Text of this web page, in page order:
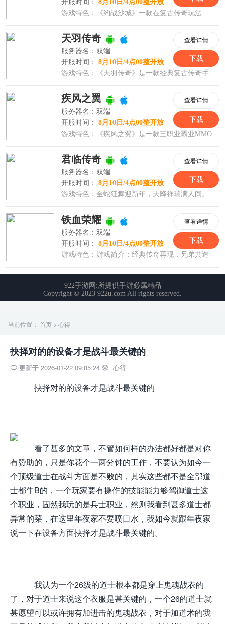
当前位置： 首页 > 心得
抉择对的的设备才是战斗最关键的
 更新于 2026-01-22 09:05:24  心得
抉择对的的设备才是战斗最关键的
看了甚多的文章，不管如何样的办法都好都是对你
有赞助的，只是你花个一两分钟的工作，不要认为如今一
个顶级道士在战斗方面是不败的，其实这些都不是全部道
士都牛B的，一个玩家要有操作的技能能力够驾御道士这
个职业，固然我玩的是兵士职业，然则我看到甚多道士都
异常的菜，在这里年夜家不要喷口水，我如今就跟年夜家
说一下在设备方面抉择才是战斗最关键的。
我认为一个26级的道士根本都是穿上鬼魂战衣的
了，对于道士来说这个衣服是甚关键的，一个26的道士就
甚愿望可以或许拥有加进击的鬼魂战衣，对于加道术的我